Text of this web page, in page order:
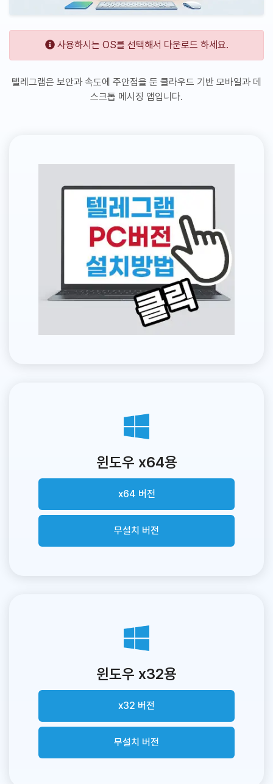
사용하시는 OS를 선택해서 다운로드 하세요.
텔레그램은 보안과 속도에 주안점을 둔 클라우드 기반 모바일과 데
스크톱 메시징 앱입니다.
윈도우 x64용
x64 버전
무설치 버전
윈도우 x32용
x32 버전
무설치 버전